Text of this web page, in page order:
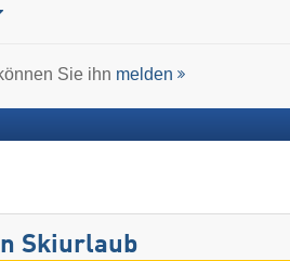
Sie ihn melden
Skiurlaub